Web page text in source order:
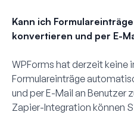
Kann ich
konvertieren und per E-
WPForms hat derzeit keine
Formulareinträge
und per E-Mail an Benutzer
Zapier-Integration können